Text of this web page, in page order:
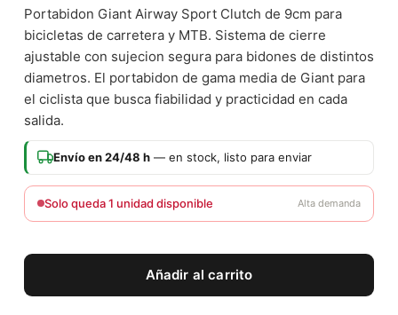
Portabidon Giant Airway Sport Clutch de 9cm para
bicicletas de carretera y MTB. Sistema de cierre
ajustable con sujecion segura para bidones de distintos
diametros. El portabidon de gama media de Giant para
el ciclista que busca fiabilidad y practicidad en cada
salida.
Envío en 24/48 h — en stock, listo para enviar
Solo queda 1 unidad disponible Alta demanda
Añadir al carrito